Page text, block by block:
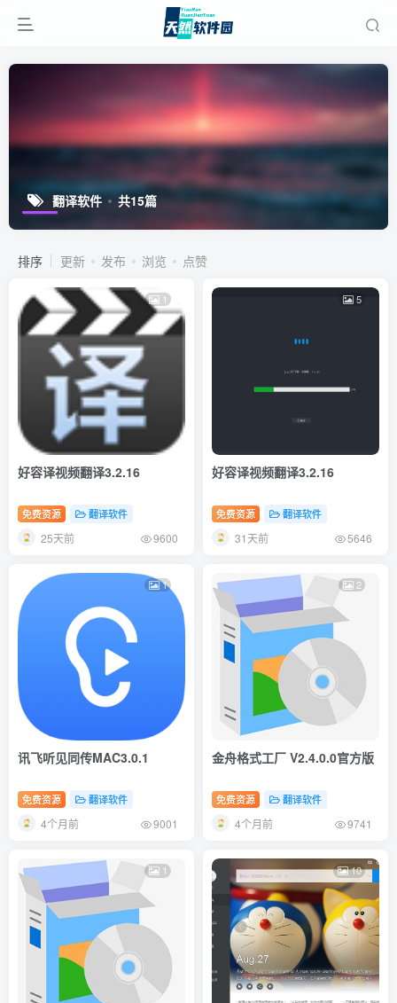
翻译软件 共15篇
排序 更新 发布 浏览 点赞
1
好容译视频翻译3.2.16
免费资源 翻译软件
25天前 9600
5
好容译视频翻译3.2.16
免费资源 翻译软件
31天前 5646
1
讯飞听见同传MAC3.0.1
免费资源 翻译软件
4个月前 9001
2
金舟格式工厂 V2.4.0.0官方版
免费资源 翻译软件
4个月前 9741
1 10